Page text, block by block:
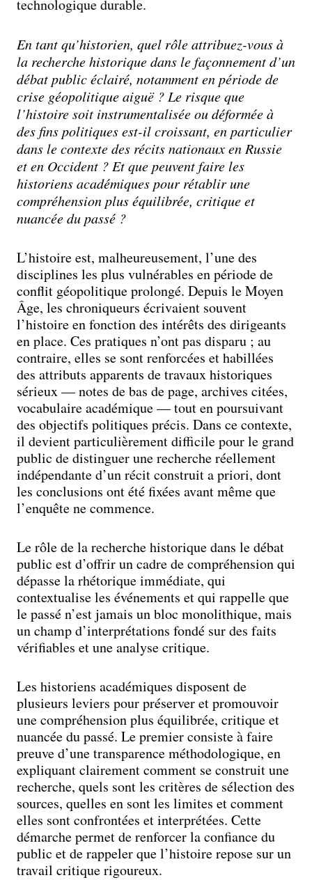
technologique durable.
En tant qu’historien, quel rôle attribuez-vous à
la recherche historique dans le façonnement d’un
débat public éclairé, notamment en période de
crise géopolitique aiguë ? Le risque que
l’histoire soit instrumentalisée ou déformée à
des fins politiques est-il croissant, en particulier
dans le contexte des récits nationaux en Russie
et en Occident ? Et que peuvent faire les
historiens académiques pour rétablir une
compréhension plus équilibrée, critique et
nuancée du passé ?
L’histoire est, malheureusement, l’une des
disciplines les plus vulnérables en période de
conflit géopolitique prolongé. Depuis le Moyen
Âge, les chroniqueurs écrivaient souvent
l’histoire en fonction des intérêts des dirigeants
en place. Ces pratiques n’ont pas disparu ; au
contraire, elles se sont renforcées et habillées
des attributs apparents de travaux historiques
sérieux — notes de bas de page, archives citées,
vocabulaire académique — tout en poursuivant
des objectifs politiques précis. Dans ce contexte,
il devient particulièrement difficile pour le grand
public de distinguer une recherche réellement
indépendante d’un récit construit a priori, dont
les conclusions ont été fixées avant même que
l’enquête ne commence.
Le rôle de la recherche historique dans le débat
public est d’offrir un cadre de compréhension qui
dépasse la rhétorique immédiate, qui
contextualise les événements et qui rappelle que
le passé n’est jamais un bloc monolithique, mais
un champ d’interprétations fondé sur des faits
vérifiables et une analyse critique.
Les historiens académiques disposent de
plusieurs leviers pour préserver et promouvoir
une compréhension plus équilibrée, critique et
nuancée du passé. Le premier consiste à faire
preuve d’une transparence méthodologique, en
expliquant clairement comment se construit une
recherche, quels sont les critères de sélection des
sources, quelles en sont les limites et comment
elles sont confrontées et interprétées. Cette
démarche permet de renforcer la confiance du
public et de rappeler que l’histoire repose sur un
travail critique rigoureux.